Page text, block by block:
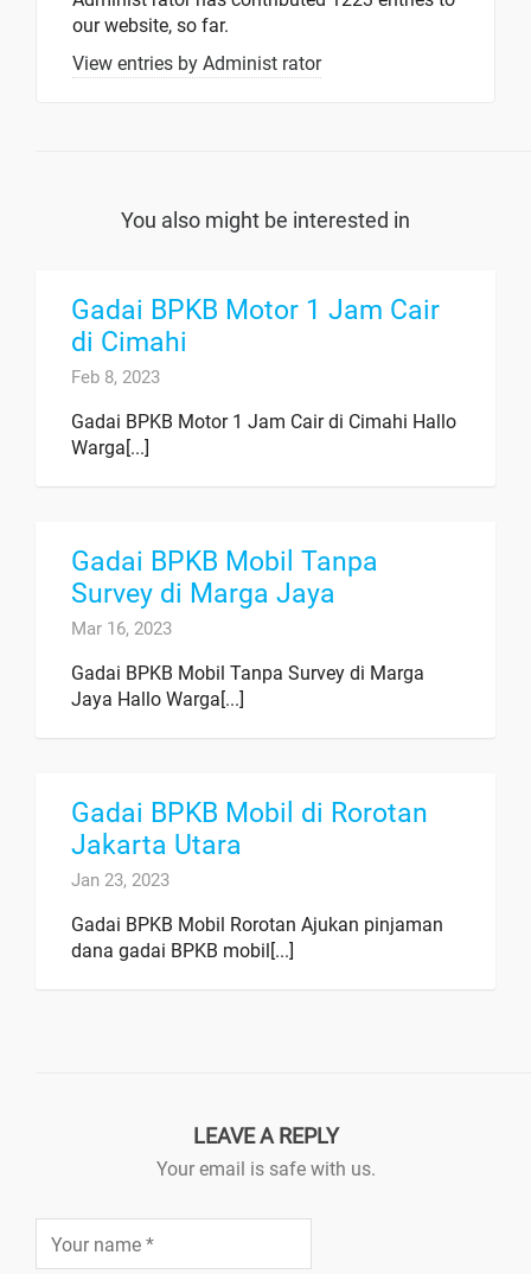
our website, so far.
View entries by Administ rator
You also might be interested in
Gadai BPKB Motor 1 Jam Cair
di Cimahi
Feb 8, 2023
Gadai BPKB Motor 1 Jam Cair di Cimahi Hallo
Warga[...]
Gadai BPKB Mobil Tanpa
Survey di Marga Jaya
Mar 16, 2023
Gadai BPKB Mobil Tanpa Survey di Marga
Jaya Hallo Warga[...]
Gadai BPKB Mobil di Rorotan
Jakarta Utara
Jan 23, 2023
Gadai BPKB Mobil Rorotan Ajukan pinjaman
dana gadai BPKB mobil[...]
LEAVE A REPLY
Your email is safe with us.